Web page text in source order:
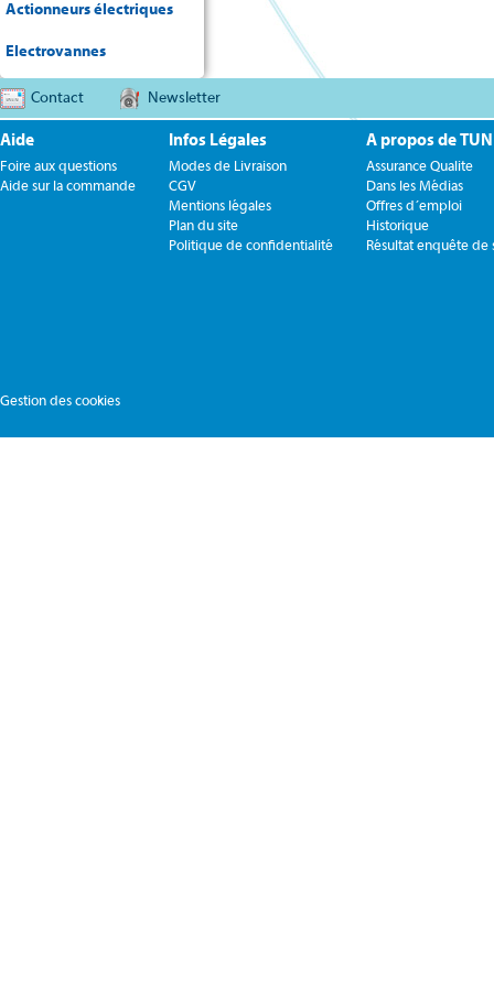
Actionneurs électriques
Electrovannes
Contact Newsletter
Aide
Foire aux questions
Aide sur la commande
Infos Légales
Modes de Livraison
CGV
Mentions légales
Plan du site
Politique de confidentialité
A propos de
Assurance Qualite
Dans les Médias
Offres d´emploi
Historique
Résultat enquête de
Gestion des cookies